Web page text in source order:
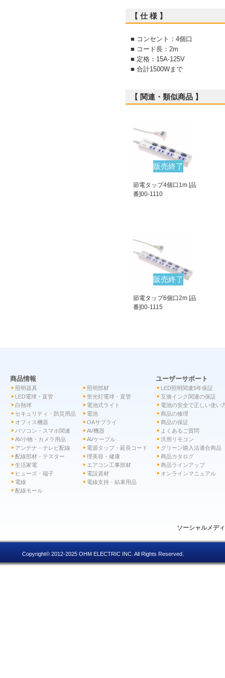
【 仕 様 】
■ コンセント：4個口
■ コード長：2m
■ 定格：15A-125V
■ 合計1500Wまで
【 関連・類似商品 】
販売終了
節電タップ4個口1m [品
番]00-1110
販売終了
節電タップ6個口2m [品
番]00-1115
商品情報
照明器具
照明部材
LED電球・直管
蛍光灯電球・直管
白熱球
電池式ライト
セキュリティ・防災用品
電池
オフィス機器
OAサプライ
パソコン・スマホ関連
AV機器
AV小物・カメラ用品
AVケーブル
アンテナ・テレビ配線
電源タップ・延長コード
配線部材・テスター
理美容・健康
生活家電
エアコン工事部材
ヒューズ・端子
電設資材
電線
電線支持・結束用品
配線モール
ユーザーサポート
LED照明関連5年保証
互換インク関連の保証
電池の安全で正しい使い
商品の修理
商品の保証
よくあるご質問
汎用リモコン
グリーン購入法適合商品
商品カタログ
商品ラインアップ
オンラインマニュアル
ソーシャルメデ
Copyright© 2012-2025 OHM ELECTRIC INC. All Rights Reserved.